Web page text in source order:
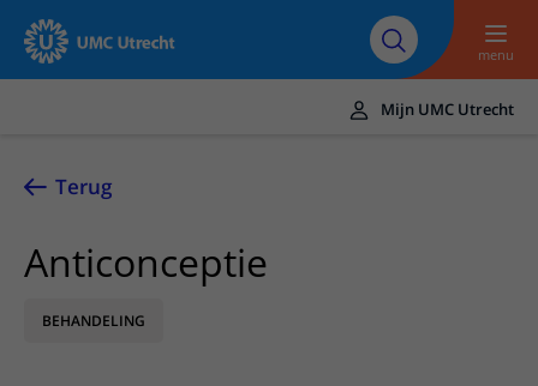
Naar hoofdinhoud
Over UMC
Utrecht
Research
Werken bij het UMC
Utrecht
menu
UMC Utrecht
Zorg en behandeling
Ziekten en aandoeningen
Afspraak en opname
Mijn UMC Utrecht
Terug
Anticonceptie
BEHANDELING